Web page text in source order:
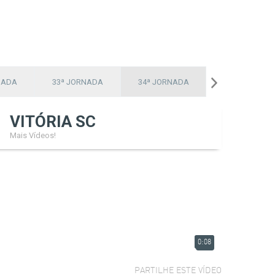
33ª JORNADA 34ª JORNADA
VITÓRIA SC
Mais Vídeos!
0:08
PARTILHE ESTE VÍDEO